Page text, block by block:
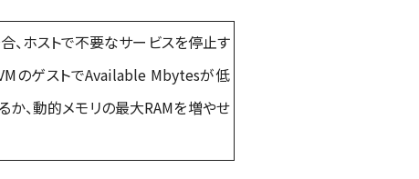
、ホストで不要なサービスを停止す
のゲストでAvailable Mbytesが低
か、動的メモリの最大RAMを増やせ